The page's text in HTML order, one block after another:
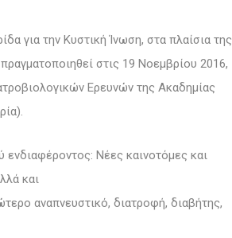
για την Κυστική Ίνωση, στα πλαίσια της
στις 19 Νοεμβρίου 2016,
Ερευνών της Ακαδημίας
Νέες καινοτόμες και
και
αναπνευστικό, διατροφή, διαβήτης,